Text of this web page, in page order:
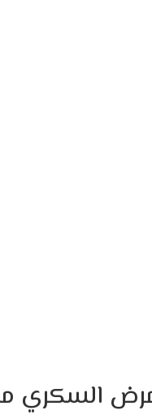
السكري من